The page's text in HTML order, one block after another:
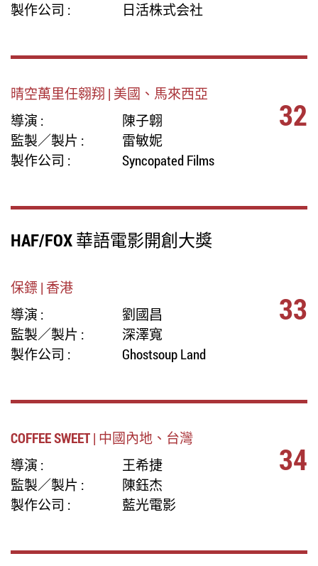
製作公司 :
日活株式会社
晴空萬里任翱翔 | 美國、馬來西亞
導演 :
陳子翺
監製／製片 :
雷敏妮
製作公司 :
Syncopated Films
32
HAF/FOX 華語電影開創大獎
保鏢 | 香港
導演 :
劉國昌
監製／製片 :
深澤寬
製作公司 :
Ghostsoup Land
33
COFFEE SWEET | 中國內地、台灣
導演 :
王希捷
監製／製片 :
陳鈺杰
製作公司 :
藍光電影
34